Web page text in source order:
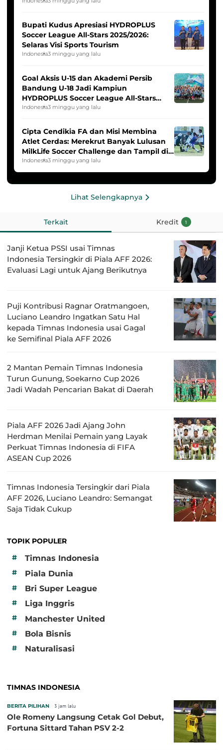
Bupati Kudus Apresiasi HYDROPLUS
Soccer League All-Stars 2025/2026:
Selaras Visi Sports Tourism
Indonesia3 minggu yang lalu
Goal Aksis U-15 dan Akademi Persib
Bandung U-18 Jadi Kampiun
HYDROPLUS Soccer League All-Stars
2025/2026
Indonesia3 minggu yang lalu
Cipta Cendikia FA dan Misi Membina
Atlet Cerdas: Merekrut Banyak Lulusan
MilkLife Soccer Challenge dan Tampil di
HYDROPLUS Soccer League
Indonesia3 minggu yang lalu
Lihat Selengkapnya
Terkait Kredit 1
Janji Ketua PSSI usai Timnas
Indonesia Tersingkir di Piala AFF 2026:
Evaluasi Lagi untuk Ajang Berikutnya
Puji Kontribusi Ragnar Oratmangoen,
Luciano Leandro Ingatkan Satu Hal
kepada Timnas Indonesia usai Gagal
ke Semifinal Piala AFF 2026
2 Mantan Pemain Timnas Indonesia
Turun Gunung, Soekarno Cup 2026
Jadi Wadah Pencarian Bakat di Daerah
Piala AFF 2026 Jadi Ajang John
Herdman Menilai Pemain yang Layak
Perkuat Timnas Indonesia di FIFA
ASEAN Cup 2026
Timnas Indonesia Tersingkir dari Piala
AFF 2026, Luciano Leandro: Semangat
Saja Tidak Cukup
TOPIK POPULER
#
Timnas Indonesia
# Piala Dunia
# Bri Super League
# Liga Inggris
# Manchester United
# Bola Bisnis
# Naturalisasi
TIMNAS INDONESIA
BERITA PILIHAN 3 jam lalu
Ole Romeny Langsung Cetak Gol Debut,
Fortuna Sittard Tahan PSV 2-2